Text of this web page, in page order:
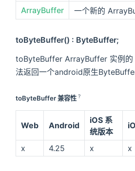
ArrayBuffer
一个新的
toByteBuffer() : ByteBuffer;
toByteBuffer ArrayBuffer 实例
法返回一个android原生ByteBuffer
toByteBuffer 兼容性 ?
Web Android
iOS 系
统版本
x 4.25 x x